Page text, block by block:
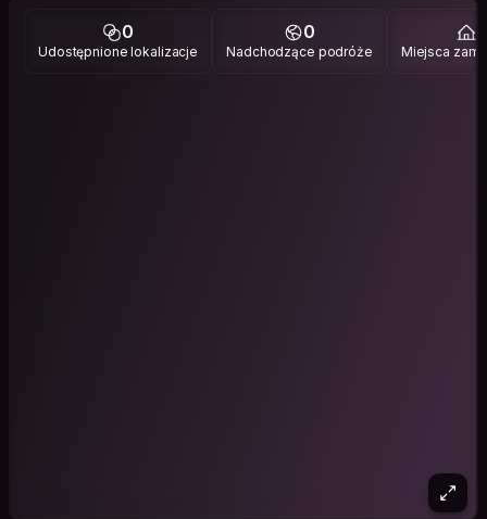
0
Udostępnione lokalizacje
0
Nadchodzące podróże Miejsca